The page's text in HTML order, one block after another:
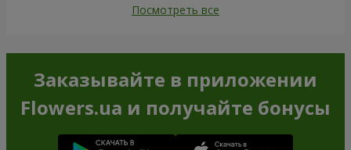
Посмотреть все
Заказывайте в приложении
Flowers.ua и получайте бонусы